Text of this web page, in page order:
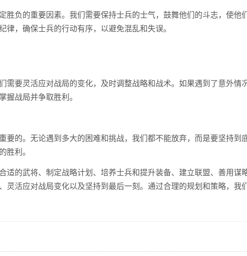
胜负的重要因素。我们需要保持士兵的士气，鼓舞他们的斗志，使他
，确保士兵的行动有序，以避免混乱和失误。
需要灵活应对战局的变化，及时调整战略和战术。如果遇到了意外情
握战局并争取胜利。
要的。无论遇到多大的困难和挑战，我们都不能放弃，而是要坚持到
胜利。
适的武将、制定战略计划、培养士兵和提升装备、建立联盟、善用谋
灵活应对战局变化以及坚持到最后一刻。通过合理的规划和策略，我